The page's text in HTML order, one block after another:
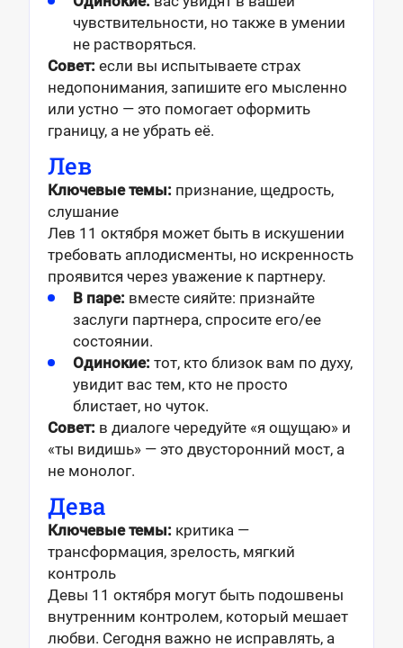
чувствительности, но также в умении
не растворяться.
Совет: если вы испытываете страх
недопонимания, запишите его мысленно
или устно — это помогает оформить
границу, а не убрать её.
Лев
Ключевые темы: признание, щедрость,
слушание
Лев 11 октября может быть в искушении
требовать аплодисменты, но искренность
проявится через уважение к партнеру.
В паре: вместе сияйте: признайте
заслуги партнера, спросите его/ее
состоянии.
Одинокие: тот, кто близок вам по духу,
увидит вас тем, кто не просто
блистает, но чуток.
Совет: в диалоге чередуйте «я ощущаю» и
«ты видишь» — это двусторонний мост, а
не монолог.
Дева
Ключевые темы: критика —
трансформация, зрелость, мягкий
контроль
Девы 11 октября могут быть подошвены
внутренним контролем, который мешает
любви. Сегодня важно не исправлять, а